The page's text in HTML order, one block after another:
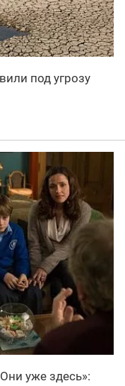
под угрозу
уже здесь»: